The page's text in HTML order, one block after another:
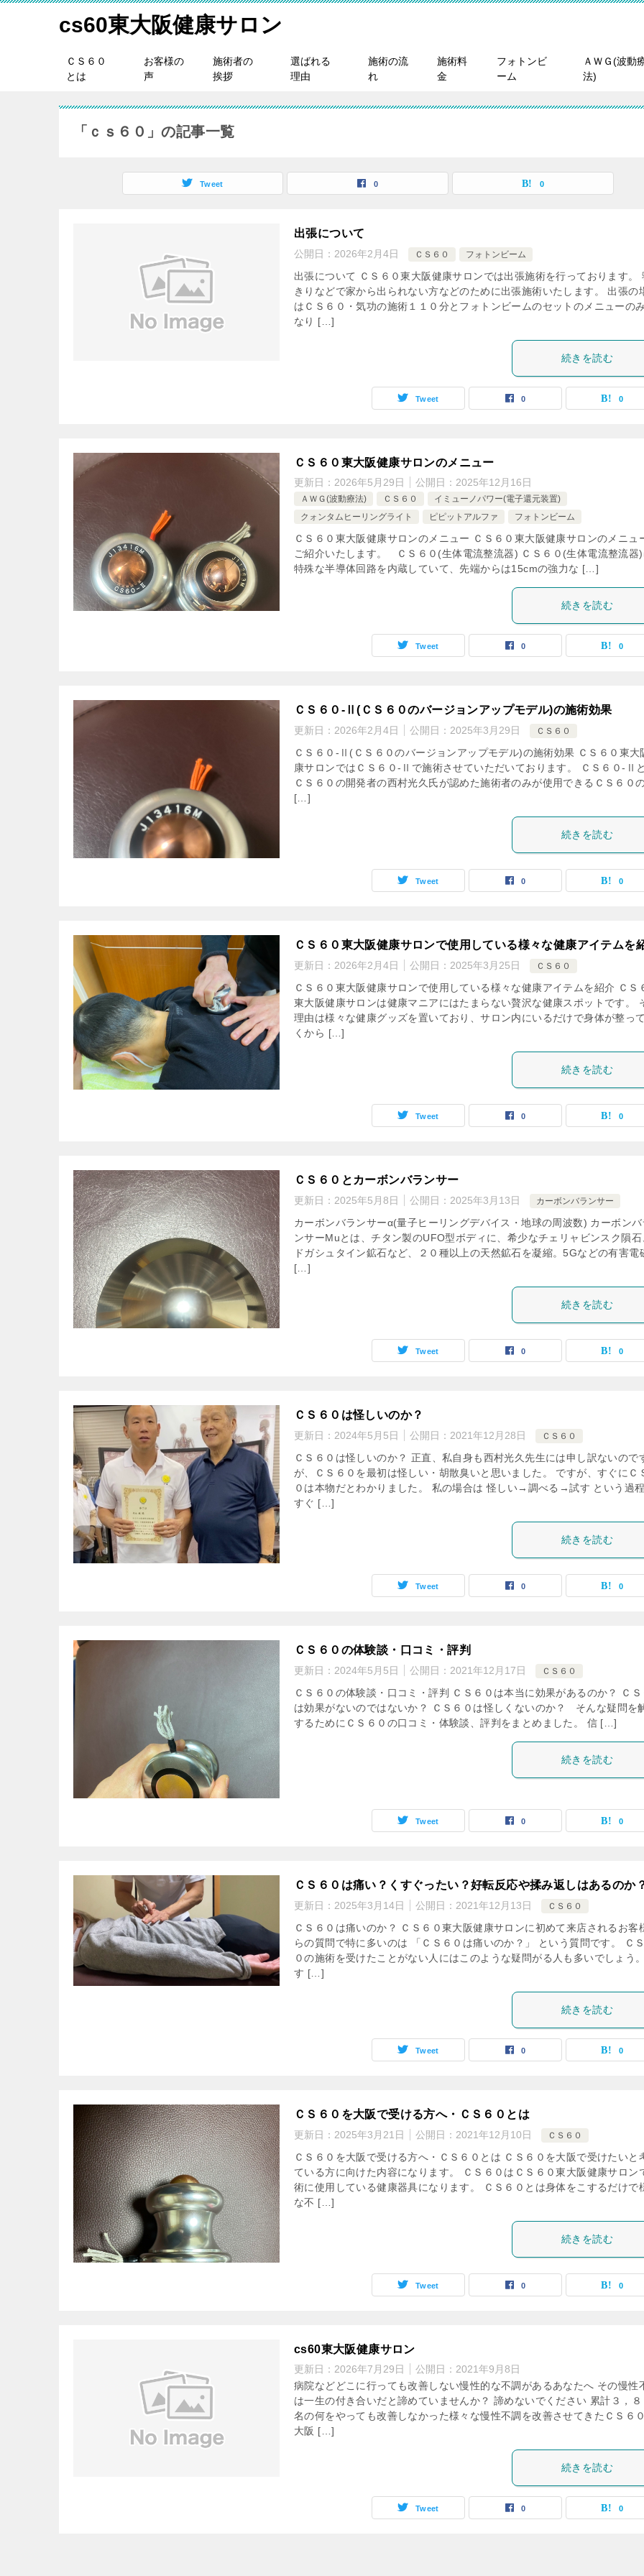
cs60東大阪健康サロン
ＣＳ６０
とは
お客様の
声
施術者の
挨拶
選ばれる
理由
施術の流
れ
施術料
金
フォトンビ
ーム
ＡＷＧ(波動
法)
「ｃｓ６０」の記事一覧
Tweet 0 0
出張について
公開日： 2026年2月4日 ＣＳ６０ フォトンビーム
出張について ＣＳ６０東大阪健康サロンでは出張施術を行っております。
きりなどで家から出られない方などのために出張施術いたします。 出張の
はＣＳ６０・気功の施術１１０分とフォトンビームのセットのメニューの
なり […]
続きを読む
Tweet 0 0
ＣＳ６０東大阪健康サロンのメニュー
更新日： 2026年5月29日 公開日： 2025年12月16日
ＡＷＧ(波動療法) ＣＳ６０
イミューノパワー(電子還元装置)
クォンタムヒーリングライト
ピピットアルファ フォトンビーム
ＣＳ６０東大阪健康サロンのメニュー ＣＳ６０東大阪健康サロンのメニュ
ご紹介いたします。 ＣＳ６０(生体電流整流器) ＣＳ６０(生体電流整流器)
特殊な半導体回路を内蔵していて、先端からは15cmの強力な […]
続きを読む
Tweet 0 0
ＣＳ６０-Ⅱ(ＣＳ６０のバージョンアップモデル)の施術効果
更新日： 2026年2月4日 公開日： 2025年3月29日 ＣＳ６０
ＣＳ６０-Ⅱ(ＣＳ６０のバージョンアップモデル)の施術効果 ＣＳ６０東大
康サロンではＣＳ６０-Ⅱで施術させていただいております。 ＣＳ６０-Ⅱ
ＣＳ６０の開発者の西村光久氏が認めた施術者のみが使用できるＣＳ６０
[…]
続きを読む
Tweet 0 0
ＣＳ６０東大阪健康サロンで使用している様々な健康アイテムを
更新日： 2026年2月4日 公開日： 2025年3月25日 ＣＳ６０
ＣＳ６０東大阪健康サロンで使用している様々な健康アイテムを紹介 ＣＳ
東大阪健康サロンは健康マニアにはたまらない贅沢な健康スポットです。
理由は様々な健康グッズを置いており、サロン内にいるだけで身体が整っ
くから […]
続きを読む
Tweet 0 0
ＣＳ６０とカーボンバランサー
更新日： 2025年5月8日 公開日： 2025年3月13日 カーボンバランサー
カーボンバランサーα(量子ヒーリングデバイス・地球の周波数) カーボンバ
ンサーMuとは、チタン製のUFO型ボディに、希少なチェリャビンスク隕石
ドガシュタイン鉱石など、２０種以上の天然鉱石を凝縮。5Gなどの有害電
[…]
続きを読む
Tweet 0 0
ＣＳ６０は怪しいのか？
更新日： 2024年5月5日 公開日： 2021年12月28日 ＣＳ６０
ＣＳ６０は怪しいのか？ 正直、私自身も西村光久先生には申し訳ないので
が、ＣＳ６０を最初は怪しい・胡散臭いと思いました。 ですが、すぐにＣ
０は本物だとわかりました。 私の場合は 怪しい→調べる→試す という過
すぐ […]
続きを読む
Tweet 0 0
ＣＳ６０の体験談・口コミ・評判
更新日： 2024年5月5日 公開日： 2021年12月17日 ＣＳ６０
ＣＳ６０の体験談・口コミ・評判 ＣＳ６０は本当に効果があるのか？ ＣＳ
は効果がないのではないか？ ＣＳ６０は怪しくないのか？ そんな疑問を
するためにＣＳ６０の口コミ・体験談、評判をまとめました。 信 […]
続きを読む
Tweet 0 0
ＣＳ６０は痛い？くすぐったい？好転反応や揉み返しはあるのか
更新日： 2025年3月14日 公開日： 2021年12月13日 ＣＳ６０
ＣＳ６０は痛いのか？ ＣＳ６０東大阪健康サロンに初めて来店されるお客
らの質問で特に多いのは 「ＣＳ６０は痛いのか？」 という質問です。 Ｃ
０の施術を受けたことがない人にはこのような疑問がる人も多いでしょう
す […]
続きを読む
Tweet 0 0
ＣＳ６０を大阪で受ける方へ・ＣＳ６０とは
更新日： 2025年3月21日 公開日： 2021年12月10日 ＣＳ６０
ＣＳ６０を大阪で受ける方へ・ＣＳ６０とは ＣＳ６０を大阪で受けたいと
ている方に向けた内容になります。 ＣＳ６０はＣＳ６０東大阪健康サロン
術に使用している健康器具になります。 ＣＳ６０とは身体をこするだけで
な不 […]
続きを読む
Tweet 0 0
cs60東大阪健康サロン
更新日： 2026年7月29日 公開日： 2021年9月8日
病院などどこに行っても改善しない慢性的な不調があるあなたへ その慢性
は一生の付き合いだと諦めていませんか？ 諦めないでください 累計３，８
名の何をやっても改善しなかった様々な慢性不調を改善させてきたＣＳ６
大阪 […]
続きを読む
Tweet 0 0